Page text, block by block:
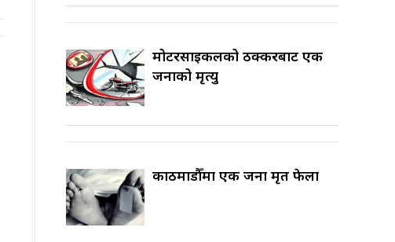
मोटरसाइकलको ठक्करबाट एक
जनाको मृत्यु
काठमाडौँमा एक जना मृत फेला